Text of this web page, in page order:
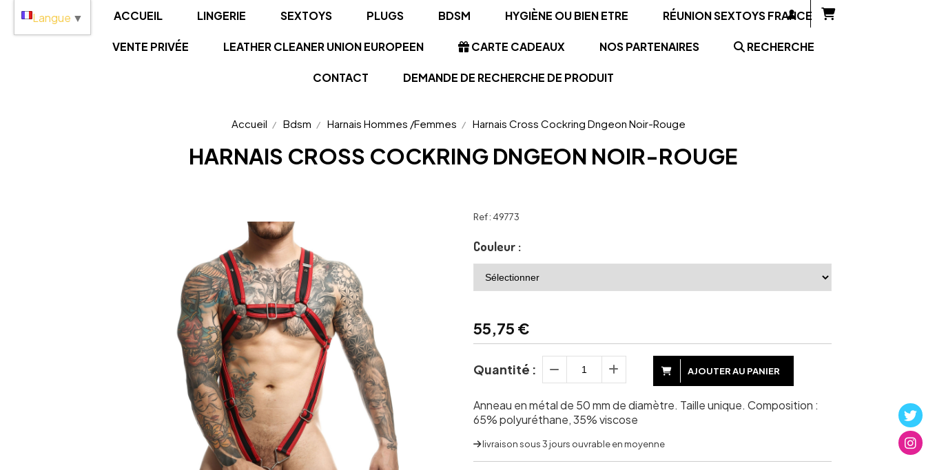
ACCUEIL LINGERIE SEXTOYS PLUGS BDSM HYGIÈNE OU BIEN ETRE RÉUNION SEXTOYS FRANCE
VENTE PRIVÉE LEATHER CLEANER UNION EUROPEEN CARTE CADEAUX NOS PARTENAIRES RECHERCHE
CONTACT DEMANDE DE RECHERCHE DE PRODUIT
Accueil Bdsm Harnais Hommes /Femmes Harnais Cross Cockring Dngeon Noir-Rouge
HARNAIS CROSS COCKRING DNGEON NOIR-ROUGE
Ref : 49773
Couleur :
55,75 €
Quantité : AJOUTER AU PANIER
Anneau en métal de 50 mm de diamètre. Taille unique. Composition :
65% polyuréthane, 35% viscose
livraison sous 3 jours ouvrable en moyenne
Langue ▼